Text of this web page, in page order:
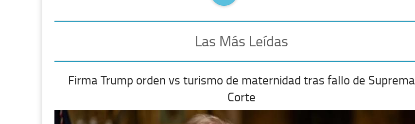
Las Más Leídas
Firma Trump orden vs turismo de maternidad tras fallo de Suprema
Corte